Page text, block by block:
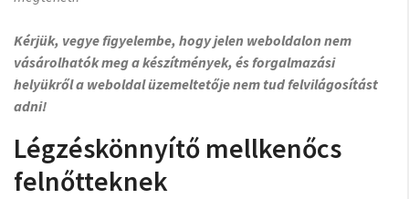
Kérjük, vegye figyelembe, hogy jelen weboldalon nem
vásárolhatók meg a készítmények, és forgalmazási
helyükről a weboldal üzemeltetője nem tud felvilágosítást
adni!
Légzéskönnyítő mellkenőcs
felnőtteknek